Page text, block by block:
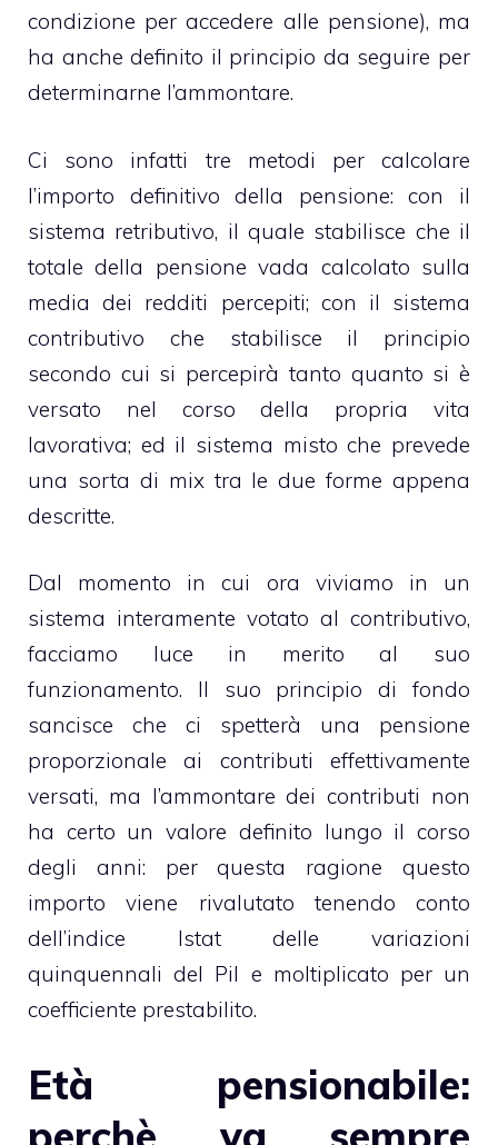
condizione per accedere alle pensione), ma
ha anche definito il principio da seguire per
determinarne l’ammontare.
Ci sono infatti tre metodi per calcolare
l’importo definitivo della pensione: con il
sistema retributivo, il quale stabilisce che il
totale della pensione vada calcolato sulla
media dei redditi percepiti; con il sistema
contributivo che stabilisce il principio
secondo cui si percepirà tanto quanto si è
versato nel corso della propria vita
lavorativa; ed il sistema misto che prevede
una sorta di mix tra le due forme appena
descritte.
Dal momento in cui ora viviamo in un
sistema interamente votato al contributivo,
facciamo luce in merito al suo
funzionamento. Il suo principio di fondo
sancisce che ci spetterà una pensione
proporzionale ai contributi effettivamente
versati, ma l’ammontare dei contributi non
ha certo un valore definito lungo il corso
degli anni: per questa ragione questo
importo viene rivalutato tenendo conto
dell’indice Istat delle variazioni
quinquennali del Pil e moltiplicato per un
coefficiente prestabilito.
Età pensionabile:
perchè va sempre